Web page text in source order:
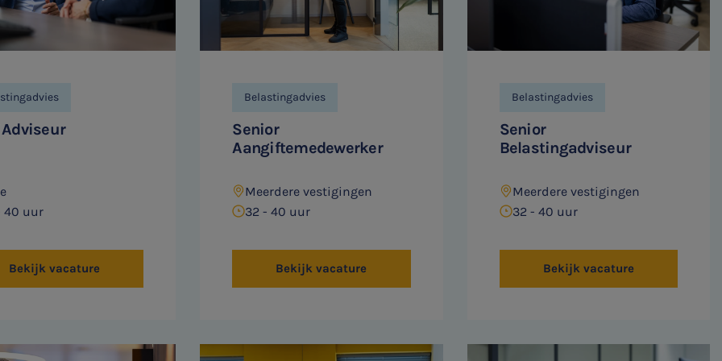
Adviseur
40 uur
Bekijk vacature
Belastingadvies
Senior
Aangiftemedewerker
Meerdere vestigingen
32 - 40 uur
Bekijk vacature
Belastingadvies
Senior
Belastingadviseur
Meerdere vestigingen
32 - 40 uur
Bekijk vacature